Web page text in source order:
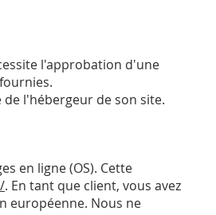
l'approbation d'une
l'hébergeur de son site.
en ligne (OS). Cette
. En tant que client, vous avez
européenne. Nous ne